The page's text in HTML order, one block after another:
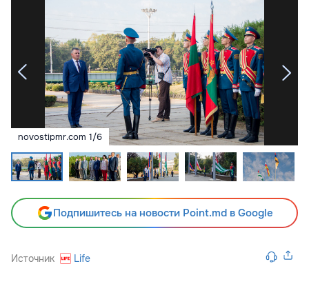
novostipmr.com 1/6
Подпишитесь на новости Point.md в Google
Источник Life